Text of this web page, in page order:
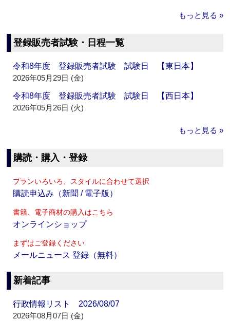
もっと見る »
登録販売者試験・日程一覧
令和8年度 登録販売者試験 試験日 【東日本】
2026年05月29日 (金)
令和8年度 登録販売者試験 試験日 【西日本】
2026年05月26日 (火)
もっと見る »
購読・購入・登録
プランいろいろ、スタイルに合わせて選択
購読申込み（新聞 / 電子版）
書籍、電子商材の購入はこちら
オンラインショップ
まずはご登録ください
メールニュース 登録（無料）
新着記事
行政情報リスト 2026/08/07
2026年08月07日 (金)